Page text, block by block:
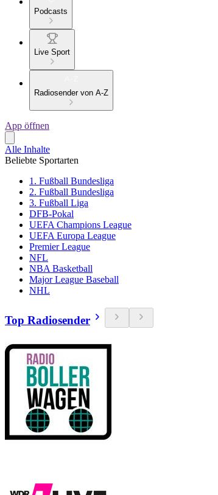
Podcasts
Live Sport
Radiosender von A-Z
App öffnen
Alle Inhalte
Beliebte Sportarten
1. Fußball Bundesliga
2. Fußball Bundesliga
3. Fußball Liga
DFB-Pokal
UEFA Champions League
UEFA Europa League
Premier League
NFL
NBA Basketball
Major League Baseball
NHL
Top Radiosender